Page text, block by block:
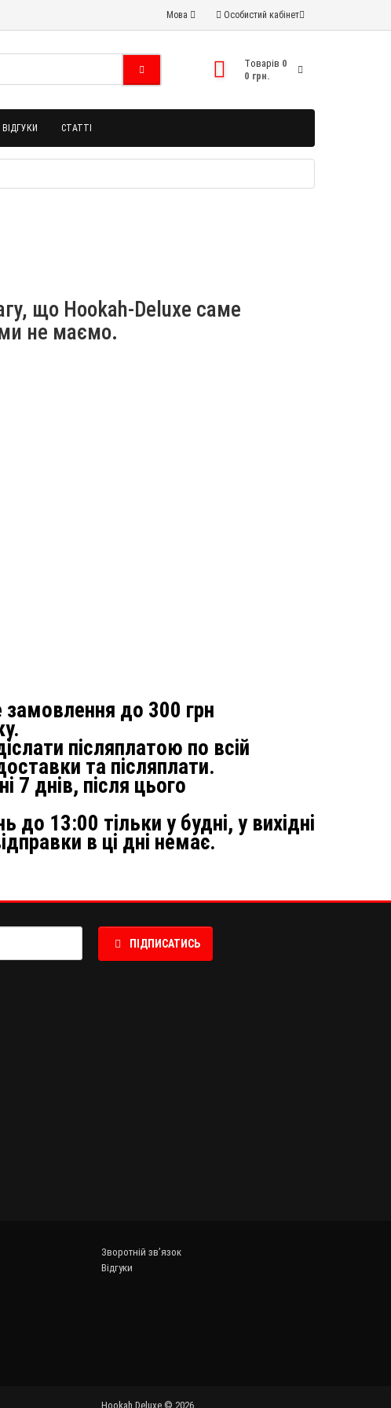
Особистий кабінет
Мова
Tоварів 0
0 грн.
ВІДГУКИ СТАТТІ
що Hookah-Deluxe саме
не маємо.
замовлення до 300 грн
післяплатою по всій
та післяплати.
7 днів, після цього
13:00 тільки у будні, у вихідні
в ці дні немає.
ПІДПИСАТИСЬ
Зворотній зв’язок
Відгуки
Hookah Deluxe © 2026